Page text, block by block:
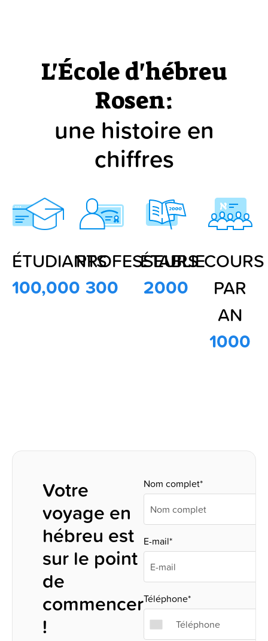
L'École d'hébreu
Rosen:
une histoire en
chiffres
ÉTUDIANTS
100,000
PROFESSEURS
300
ÉTABLIE
2000
COURS
PAR
AN
1000
Votre
voyage en
hébreu est
sur le point
de
commencer
!
Nom complet*
E-mail*
Téléphone*